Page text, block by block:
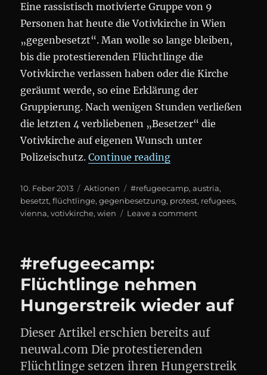
Eine rassistisch motivierte Gruppe von 9
Personen hat heute die Votivkirche in Wien
„gegenbesetzt“. Man wolle so lange bleiben,
bis die protestierenden Flüchtlinge die
Votivkirche verlassen haben oder die Kirche
geräumt werde, so eine Erklärung der
Gruppierung. Nach wenigen Stunden verließen
die letzten 4 verbliebenen „Besetzer“ die
Votivkirche auf eigenen Wunsch unter
Polizeischutz.Continue reading„#Refugeecamp:
Posted
on
10. Feber 2013 Categories
Aktionen Tags
#refugeecamp,austria,
besetzt,flüchtlinge,gegenbesetzung, protest, refugees,
vienna,votivkirche,wien Leave a commenton
eine
rechtsextreme
Gruppe
#refugeecamp:
Flüchtlinge nehmen
Hungerstreik wieder auf
Dieser Artikel erschien bereits auf
neuwal.com Die protestierenden
Flüchtlinge setzen ihren Hungerstreik